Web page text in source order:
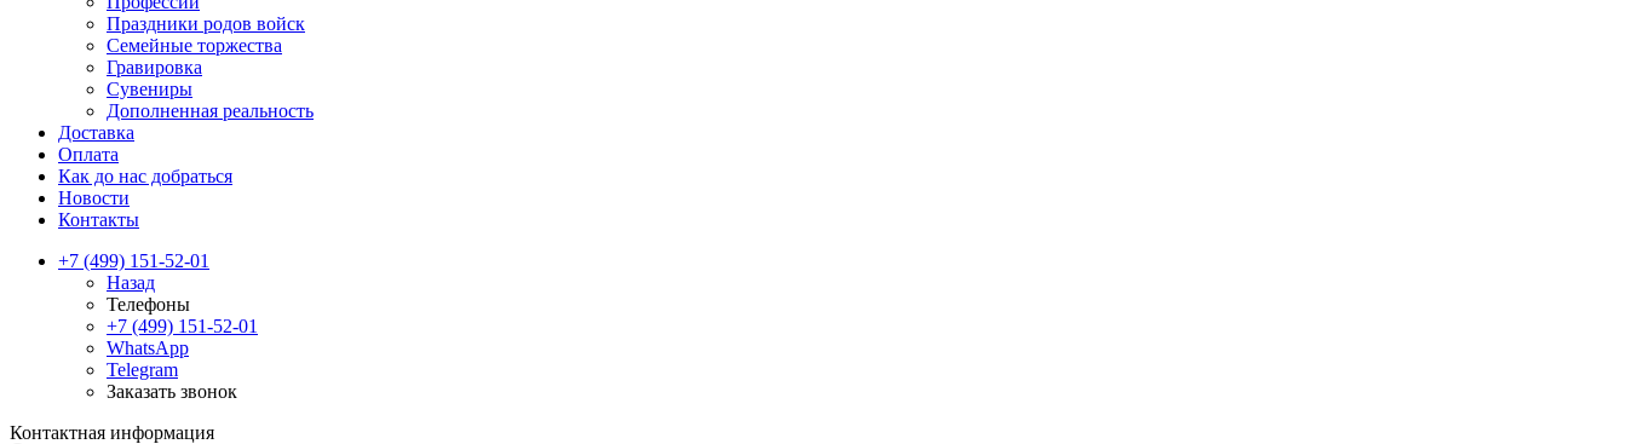
Праздники родов войск
Семейные торжества
Гравировка
Сувениры
Дополненная реальность
Доставка
Оплата
Как до нас добраться
Новости
Контакты
+7 (499) 151-52-01
Назад
Телефоны
+7 (499) 151-52-01
WhatsApp
Telegram
Заказать звонок
Контактная информация